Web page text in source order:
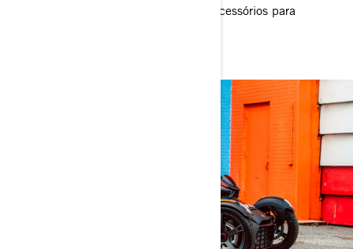
painéis e adicionando ou removendo acessórios para